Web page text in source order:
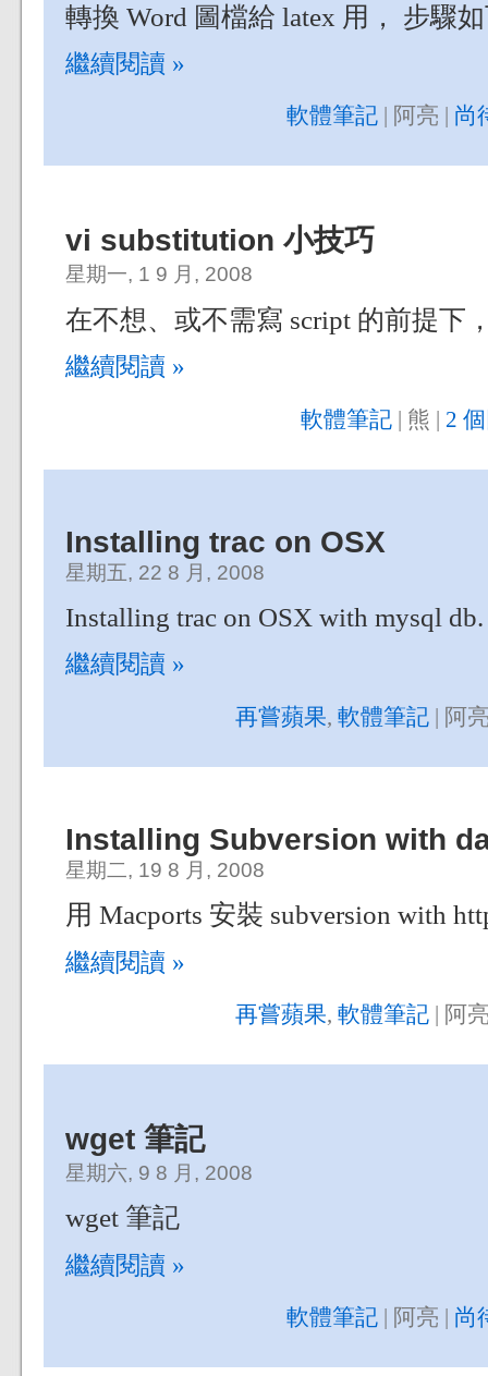
轉換 Word 圖檔給 latex 用， 步驟
繼續閱讀 »
軟體筆記 | 阿亮 | 尚
vi substitution 小技巧
星期一, 1 9 月, 2008
在不想、或不需寫 script 的前提下
繼續閱讀 »
軟體筆記 | 熊 | 2
Installing trac on OSX
星期五, 22 8 月, 2008
Installing trac on OSX with mysql db.
繼續閱讀 »
再嘗蘋果, 軟體筆記 | 阿
Installing Subversion with
星期二, 19 8 月, 2008
用 Macports 安裝 subversion with
繼續閱讀 »
再嘗蘋果, 軟體筆記 | 阿
wget 筆記
星期六, 9 8 月, 2008
wget 筆記
繼續閱讀 »
軟體筆記 | 阿亮 | 尚